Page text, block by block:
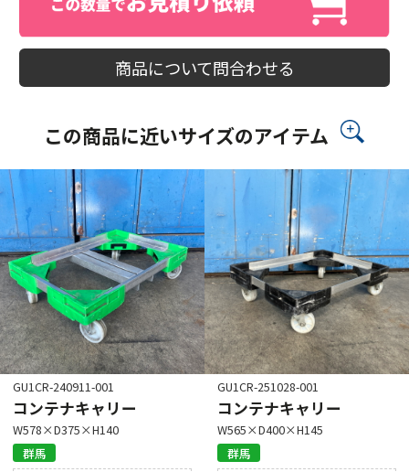
商品について問合わせる
この商品に近いサイズのアイテム
GU1CR-240911-001
コンテナキャリー
W578×D375×H140
群馬
GU1CR-251028-001
コンテナキャリー
W565×D400×H145
群馬